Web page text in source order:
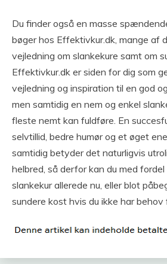
Du finder også en masse
bøger hos Effektivkur.dk, mange af
vejledning om slankekure samt om
Effektivkur.dk er siden for dig som
vejledning og inspiration til en god
men samtidig en nem og enkel
fleste nemt kan fuldføre. En
selvtillid, bedre humør og et øget
samtidig betyder det naturligvis
helbred, så derfor kan du med
slankekur allerede nu, eller blot
sundere kost hvis du ikke har